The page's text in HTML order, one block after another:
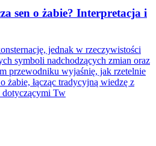
sen o żabie? Interpretacja i
jednak w rzeczywistości
symboli nadchodzących zmian oraz
przewodniku wyjaśnię, jak rzetelnie
żabie, łącząc tradycyjną wiedzę z
Tw